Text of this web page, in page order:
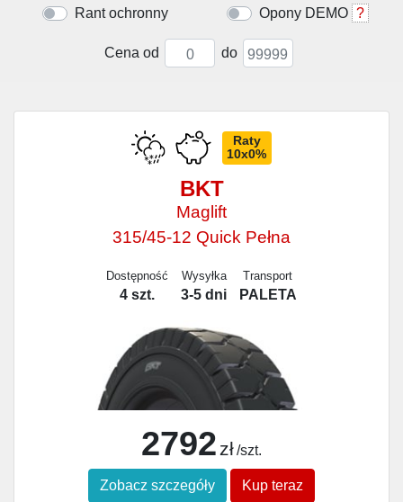
Rant ochronny Opony DEMO ?
Cena od do
Raty
10x0%
BKT
Maglift
315/45-12 Quick Pełna
Dostępność
4 szt.
Wysyłka
3-5 dni
Transport
PALETA
2792 zł/szt.
Zobacz szczegóły Kup teraz